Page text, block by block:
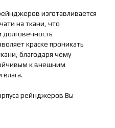
изготавливается
на ткани, что
долговечность
краске проникать
благодаря чему
к внешним
рейнджеров Вы